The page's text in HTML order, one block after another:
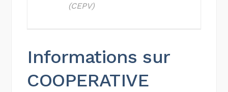
(CEPV)
Informations sur
COOPERATIVE